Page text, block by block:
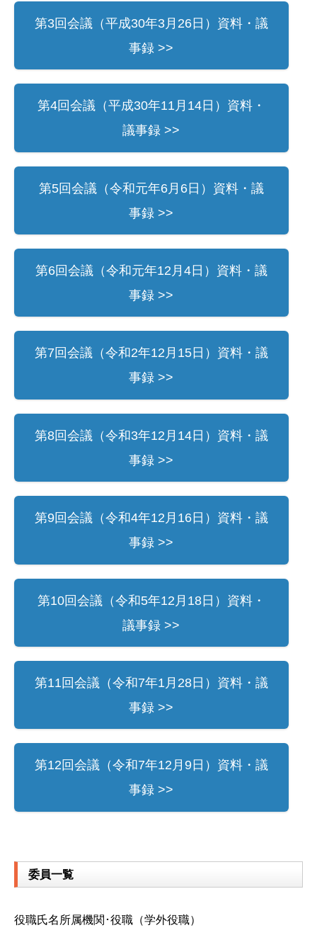
第3回会議（平成30年3月26日）資料・議
事録 >>
第4回会議（平成30年11月14日）資料・
議事録 >>
第5回会議（令和元年6月6日）資料・議
事録 >>
第6回会議（令和元年12月4日）資料・議
事録 >>
第7回会議（令和2年12月15日）資料・議
事録 >>
第8回会議（令和3年12月14日）資料・議
事録 >>
第9回会議（令和4年12月16日）資料・議
事録 >>
第10回会議（令和5年12月18日）資料・
議事録 >>
第11回会議（令和7年1月28日）資料・議
事録 >>
第12回会議（令和7年12月9日）資料・議
事録 >>
委員一覧
役職氏名所属機関･役職（学外役職）